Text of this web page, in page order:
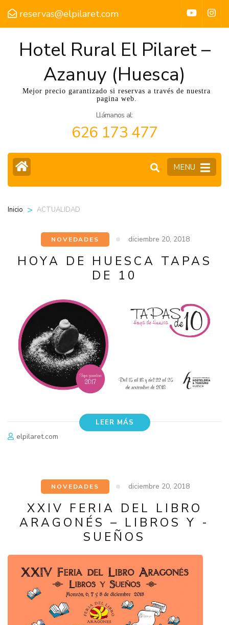
reservas@elpilaret.com
Hotel Rural El Pilaret –
Azanuy (Huesca)
Mejor precio garantizado si reservas a través de nuestra
pagina web.
Llámanos al:
626 173 477
MENU
Inicio > ACTUALIDAD
NOVEDADES diciembre 20, 2018
HOYA DE HUESCA TAPAS
DE 10
LEER MÁS
elpilaret.com
NOVEDADES diciembre 20, 2018
XXIV FERIA DEL LIBRO
ARAGONÉS – LIBROS Y -
SUEÑOS